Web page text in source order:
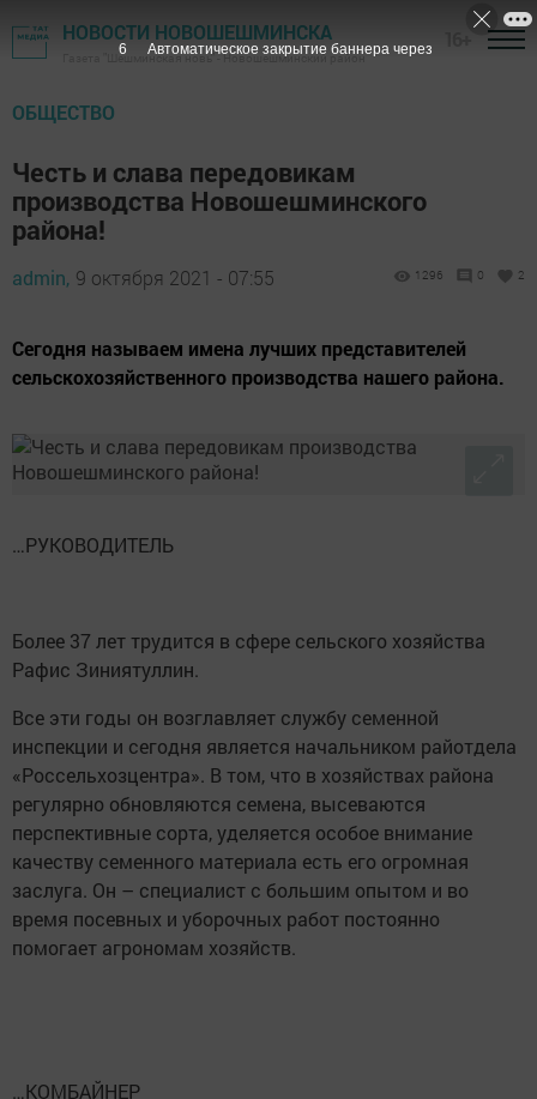
НОВОСТИ НОВОШЕШМИНСКА
Газета "Шешминская новь" - Новошешминский район
ОБЩЕСТВО
Честь и слава передовикам
производства Новошешминского
района!
admin, 9 октября 2021 - 07:55 1296 0 2
Сегодня называем имена лучших представителей
сельскохозяйственного производства нашего района.
…РУКОВОДИТЕЛЬ
Более 37 лет трудится в сфере сельского хозяйства
Рафис Зиниятуллин.
Все эти годы он возглавляет службу семенной
инспекции и сегодня является начальником райотдела
«Россельхозцентра». В том, что в хозяйствах района
регулярно обновляются семена, высеваются
перспективные сорта, уделяется особое внимание
качеству семенного материала есть его огромная
заслуга. Он – специалист с большим опытом и во
время посевных и уборочных работ постоянно
помогает агрономам хозяйств.
…КОМБАЙНЕР
5 Автоматическое закрытие баннера через